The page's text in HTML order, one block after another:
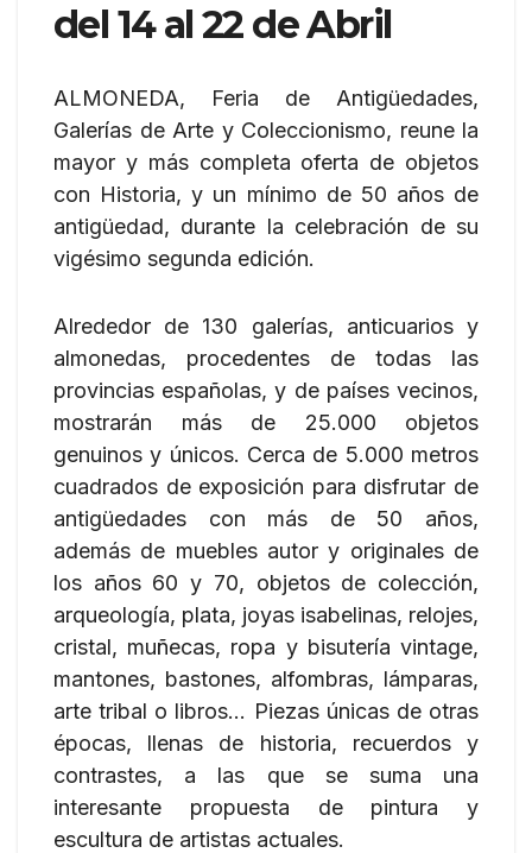
del 14 al 22 de Abril
ALMONEDA, Feria de Antigüedades,
Galerías de Arte y Coleccionismo, reune la
mayor y más completa oferta de objetos
con Historia, y un mínimo de 50 años de
antigüedad, durante la celebración de su
vigésimo segunda edición.
Alrededor de 130 galerías, anticuarios y
almonedas, procedentes de todas las
provincias españolas, y de países vecinos,
mostrarán más de 25.000 objetos
genuinos y únicos. Cerca de 5.000 metros
cuadrados de exposición para disfrutar de
antigüedades con más de 50 años,
además de muebles autor y originales de
los años 60 y 70, objetos de colección,
arqueología, plata, joyas isabelinas, relojes,
cristal, muñecas, ropa y bisutería vintage,
mantones, bastones, alfombras, lámparas,
arte tribal o libros… Piezas únicas de otras
épocas, llenas de historia, recuerdos y
contrastes, a las que se suma una
interesante propuesta de pintura y
escultura de artistas actuales.